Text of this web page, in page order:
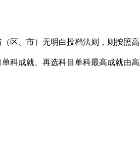
、市）无明白投档法则，则按照
科成就、再选科目单科最高成就由高